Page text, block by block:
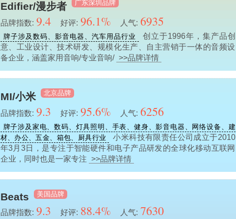
Edifier/漫步者 广东深圳品牌
品牌指数: 9.4 好评: 96.1% 人气: 6935
牌子涉及数码、影音电器、汽车用品行业
创立于1996年，集产品创
意、工业设计、技术研发、规模化生产、自主营销于一体的音频设
备企业，涵盖家用音响/专业音响/ >>品牌详情
MI/小米 北京品牌
品牌指数: 9.3 好评: 95.6% 人气: 6256
牌子涉及家电、数码、灯具照明、手表、健身、影音电器、网络设备、建
材、办公、五金、箱包、厨具行业
小米科技有限责任公司成立于2010
年3月3日，是专注于智能硬件和电子产品研发的全球化移动互联网
企业，同时也是一家专注 >>品牌详情
Beats 美国品牌
品牌指数: 9.3 好评: 88.4% 人气: 7630